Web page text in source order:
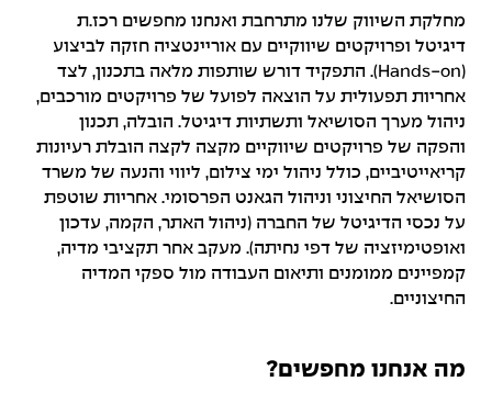
מחלקת השיווק שלנו מתרחבת ואנחנו מחפשים רכז.ת
דיגיטל ופרויקטים שיווקיים עם אוריינטציה חזקה לביצוע
(Hands-on). התפקיד דורש שותפות מלאה בתכנון, לצד
אחריות תפעולית על הוצאה לפועל של פרויקטים מורכבים,
ניהול מערך הסושיאל ותשתיות דיגיטל. הובלה, תכנון
והפקה של פרויקטים שיווקיים מקצה לקצה הובלת רעיונות
קריאייטיביים, כולל ניהול ימי צילום, ליווי והנעה של משרד
הסושיאל החיצוני וניהול הגאנט הפרסומי. אחריות שוטפת
על נכסי הדיגיטל של החברה (ניהול האתר, הקמה, עדכון
ואופטימיזציה של דפי נחיתה). מעקב אחר תקציבי מדיה,
קמפיינים ממומנים ותיאום העבודה מול ספקי המדיה
החיצוניים.
מה אנחנו מחפשים?